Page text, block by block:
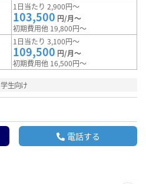
1日当たり 2,900円～
103,500 円/月～
初期費用他 19,800円～
1日当たり 3,100円～
109,500 円/月～
初期費用他 16,500円～
学生向け
電話する